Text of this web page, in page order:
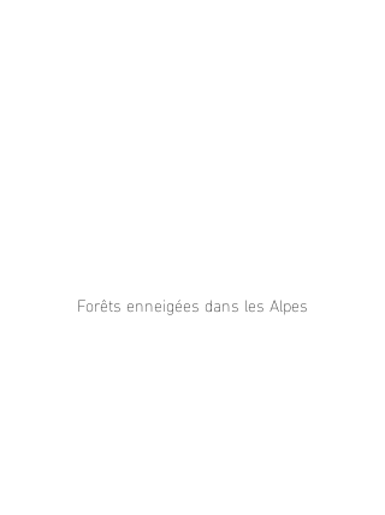
Forêts enneigées dans les Alpes